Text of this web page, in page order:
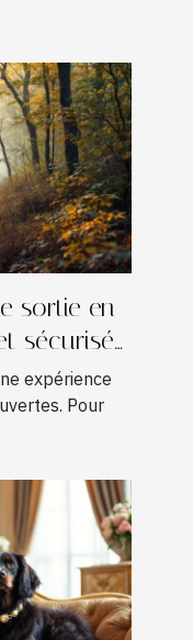
sortie en
sécurisée
expérience
Pour